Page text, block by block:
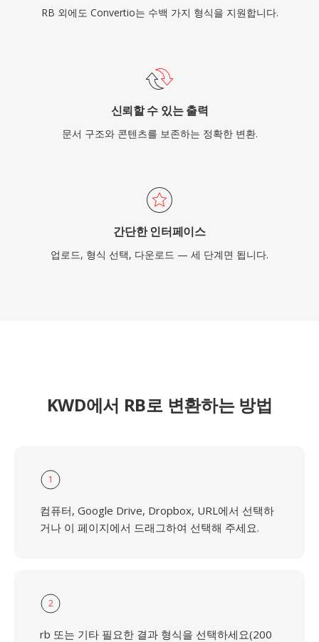
RB 외에도 Convertio는 수백 가지 형식을 지원합니다.
신뢰할 수 있는 출력
문서 구조와 콘텐츠를 보존하는 정확한 변환.
간단한 인터페이스
업로드, 형식 선택, 다운로드 — 세 단계면 됩니다.
KWD에서 RB로 변환하는 방법
1
컴퓨터, Google Drive, Dropbox, URL에서 선택하
거나 이 페이지에서 드래그하여 선택해 주세요.
2
rb 또는 기타 필요한 결과 형식을 선택하세요(200